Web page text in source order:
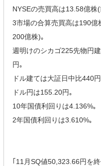
NYSEの売買高は13.58億株
3市場の合算売買高は190
200億株)｡
週明けのシカゴ225先物円
円｡
ドル建ては大証日中比440
ドル円は155.20円｡
10年国債利回りは4.136%｡
2年国債利回りは3.610%｡
｢11月SQ値50,323.66円を